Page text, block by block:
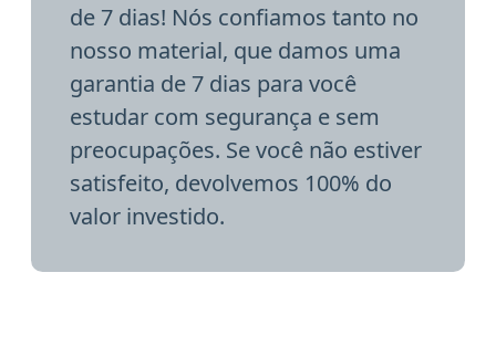
de 7 dias! Nós confiamos tanto no
nosso material, que damos uma
garantia de 7 dias para você
estudar com segurança e sem
preocupações. Se você não estiver
satisfeito, devolvemos 100% do
valor investido.